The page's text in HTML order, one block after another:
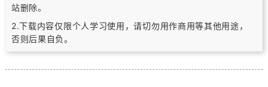
站删除。
2.下载内容仅限个人学习使用，请切勿用作商用等其他用途，
否则后果自负。